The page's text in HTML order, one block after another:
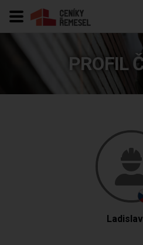
PROFIL